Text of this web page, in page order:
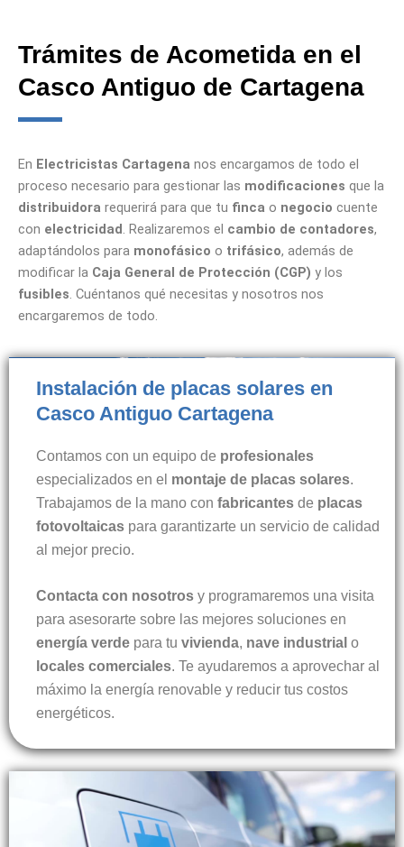
Trámites de Acometida en el
Casco Antiguo de Cartagena
En Electricistas Cartagena nos encargamos de todo el
proceso necesario para gestionar las modificaciones que la
distribuidora requerirá para que tu finca o negocio cuente
con electricidad. Realizaremos el cambio de contadores,
adaptándolos para monofásico o trifásico, además de
modificar la Caja General de Protección (CGP) y los
fusibles. Cuéntanos qué necesitas y nosotros nos
encargaremos de todo.
Instalación de placas solares en
Casco Antiguo Cartagena
Contamos con un equipo de profesionales
especializados en el montaje de placas solares.
Trabajamos de la mano con fabricantes de placas
fotovoltaicas para garantizarte un servicio de calidad
al mejor precio.
Contacta con nosotros y programaremos una visita
para asesorarte sobre las mejores soluciones en
energía verde para tu vivienda, nave industrial o
locales comerciales. Te ayudaremos a aprovechar al
máximo la energía renovable y reducir tus costos
energéticos.